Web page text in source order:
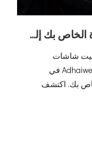
كيفية تحويل أسطول سيارات الأجرة الخاص بك إلى صانع أموال عن طريق شاشات إعلانات LCD التي تعمل بنظام Android (الدليل النهائي لعام 2026)
شاشات
الإعلانات LCD التي تعمل بنظام Android من Adhaiwell في
بك. اكتشف